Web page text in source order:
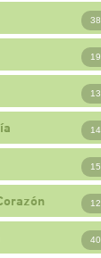
38
19
13
14
15
12
40